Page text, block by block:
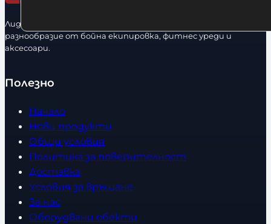
Лидерфитнес е водещ вносител и представител на голямо
разнообразие от бойна екипировка, фитнес уреди и
аксесоари.
Полезно
Начало
Нови продукти
Общи условия
Политика за поверителност
Доставка
Условия за връщане
За нас
Оборудвани обекти